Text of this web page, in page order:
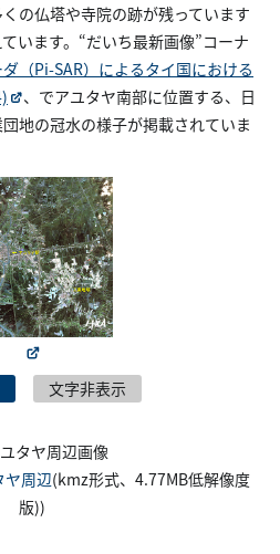
の仏塔や寺院の跡が残っています
います。“だいち最新画像”コーナ
（Pi-SAR）によるタイ国における
、でアユタヤ南部に位置する、日
地の冠水の様子が掲載されていま
文字非表示
タヤ周辺画像
ヤ周辺(kmz形式、4.77MB低解像度
版))